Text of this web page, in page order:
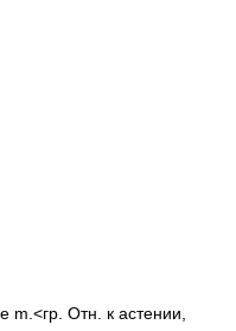
Отн. к астении,